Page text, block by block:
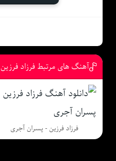
آهنگ های مرتبط فرزاد فرزین
فرزاد فرزین - پسران آجری